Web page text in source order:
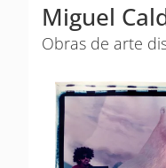
Miguel
Obras de arte